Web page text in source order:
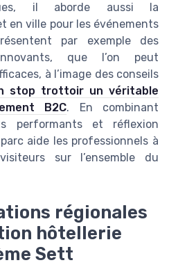
il aborde aussi la
en ville pour les événements
par exemple des
que l’on peut
à l’image des conseils
stop trottoir un véritable
B2C. En combinant
performants et réflexion
aide les professionnels à
sur l’ensemble du
régionales
hôtellerie
Sett